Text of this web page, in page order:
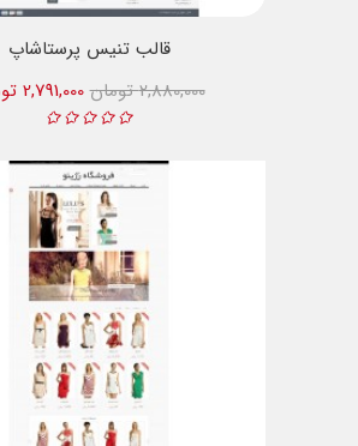
قالب تنیس پرستاشاپ
2,791,000 تومان
2,880,000 تومان